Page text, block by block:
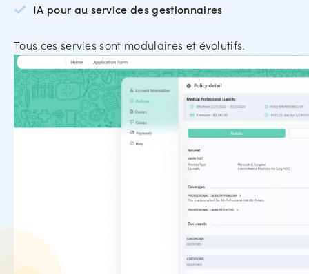
IA pour au service des gestionnaires
Tous ces servies sont modulaires et évolutifs.